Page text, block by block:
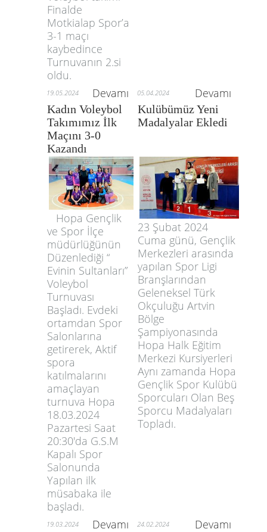
Finalde
Motkialap Spor’a
3-1 maçı
kaybedince
Turnuvanın 2.si
oldu.
19.05.2024 Devamı 05.04.2024 Devamı
Kadın Voleybol
Takımımız İlk
Maçını 3-0
Kazandı
Kulübümüz Yeni
Madalyalar Ekledi
Hopa Gençlik
ve Spor İlçe
müdürlüğünün
Düzenlediği “
Evinin Sultanları”
Voleybol
Turnuvası
Başladı. Evdeki
ortamdan Spor
Salonlarına
getirerek, Aktif
spora
katılmalarını
amaçlayan
turnuva Hopa
18.03.2024
Pazartesi Saat
20:30'da G.S.M
Kapalı Spor
Salonunda
Yapılan ilk
müsabaka ile
başladı.
23 Şubat 2024
Cuma günü, Gençlik
Merkezleri arasında
yapılan Spor Ligi
Branşlarından
Geleneksel Türk
Okçuluğu Artvin
Bölge
Şampiyonasında
Hopa Halk Eğitim
Merkezi Kursiyerleri
Aynı zamanda Hopa
Gençlik Spor Kulübü
Sporcuları Olan Beş
Sporcu Madalyaları
Topladı.
19.03.2024 Devamı 24.02.2024 Devamı